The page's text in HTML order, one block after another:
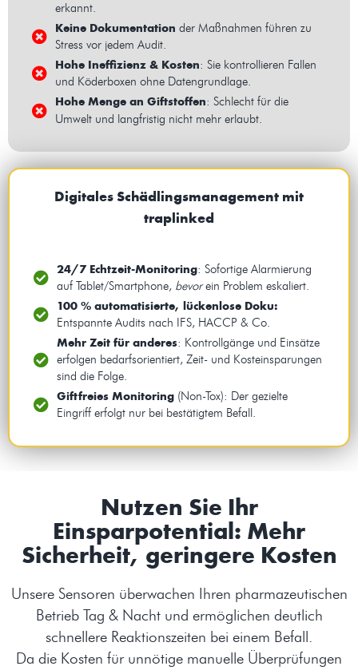
erkannt.
Keine Dokumentation der Maßnahmen führen zu
Stress vor jedem Audit.
Hohe Ineffizienz & Kosten: Sie kontrollieren Fallen
und Köderboxen ohne Datengrundlage.
Hohe Menge an Giftstoffen: Schlecht für die
Umwelt und langfristig nicht mehr erlaubt.
Digitales Schädlingsmanagement mit
traplinked
24/7 Echtzeit-Monitoring: Sofortige Alarmierung
auf Tablet/Smartphone, bevorein Problem eskaliert.
100 % automatisierte, lückenlose Doku:
Entspannte Audits nach IFS, HACCP & Co.
Mehr Zeit für anderes: Kontrollgänge und Einsätze
erfolgen bedarfsorientiert, Zeit- und Kosteinsparungen
sind die Folge.
Giftfreies Monitoring(Non-Tox): Der gezielte
Eingriff erfolgt nur bei bestätigtem Befall.
Nutzen Sie Ihr
Einsparpotential: Mehr
Sicherheit, geringere Kosten​
Unsere Sensoren überwachen Ihren pharmazeutischen
Betrieb Tag & Nacht und ermöglichen deutlich
schnellere Reaktionszeiten bei einem Befall.
Da die Kosten für unnötige manuelle Überprüfungen